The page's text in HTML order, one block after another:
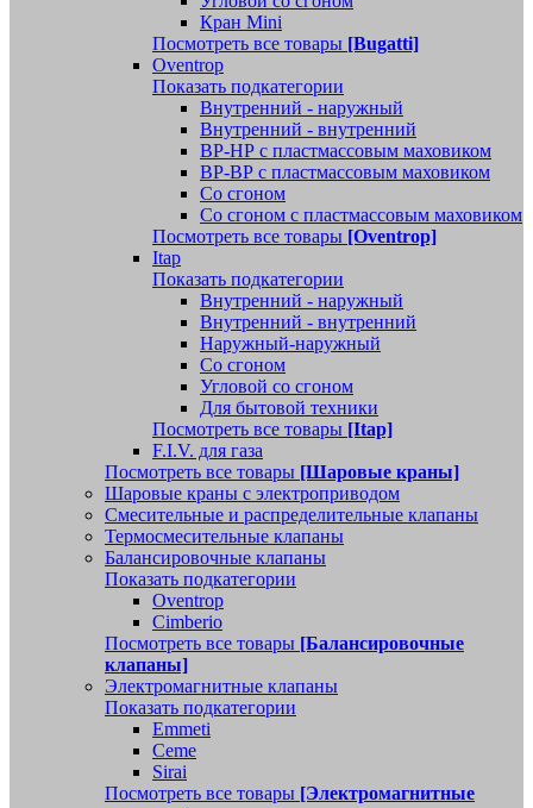
Кран Mini
Посмотреть все товары [Bugatti]
Oventrop
Показать подкатегории
Внутренний - наружный
Внутренний - внутренний
ВР-НР с пластмассовым маховиком
ВР-ВР с пластмассовым маховиком
Со сгоном
Со сгоном с пластмассовым маховиком
Посмотреть все товары [Oventrop]
Itap
Показать подкатегории
Внутренний - наружный
Внутренний - внутренний
Наружный-наружный
Со сгоном
Угловой со сгоном
Для бытовой техники
Посмотреть все товары [Itap]
F.I.V. для газа
Посмотреть все товары [Шаровые краны]
Шаровые краны с электроприводом
Смесительные и распределительные клапаны
Термосмесительные клапаны
Балансировочные клапаны
Показать подкатегории
Oventrop
Cimberio
Посмотреть все товары [Балансировочные
клапаны]
Электромагнитные клапаны
Показать подкатегории
Emmeti
Ceme
Sirai
Посмотреть все товары [Электромагнитные